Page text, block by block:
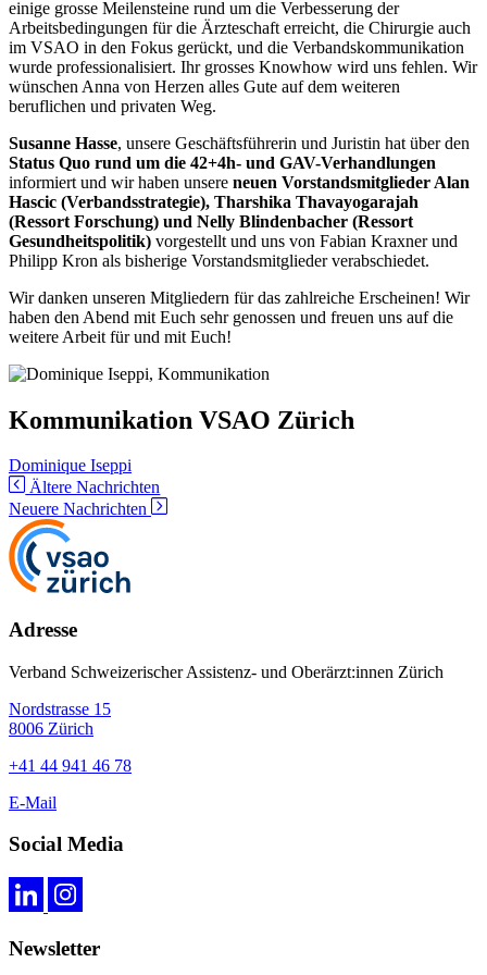
einige grosse Meilensteine rund um die Verbesserung der
Arbeitsbedingungen für die Ärzteschaft erreicht, die Chirurgie auch
im VSAO in den Fokus gerückt, und die Verbandskommunikation
wurde professionalisiert. Ihr grosses Knowhow wird uns fehlen. Wir
wünschen Anna von Herzen alles Gute auf dem weiteren
beruflichen und privaten Weg.⁠
Susanne Hasse, unsere Geschäftsführerin und Juristin hat über den
Status Quo rund um die 42+4h- und GAV-Verhandlungen
informiert und wir haben unsere neuen Vorstandsmitglieder Alan
Hascic (Verbandsstrategie), Tharshika Thavayogarajah
(Ressort Forschung) und Nelly Blindenbacher (Ressort
Gesundheitspolitik) vorgestellt und uns von Fabian Kraxner und
Philipp Kron als bisherige Vorstandsmitglieder verabschiedet.
Wir danken unseren Mitgliedern für das zahlreiche Erscheinen! Wir
haben den Abend mit Euch sehr genossen und freuen uns auf die
weitere Arbeit für und mit Euch!
Kommunikation VSAO Zürich
Dominique Iseppi
Ältere Nachrichten
Neuere Nachrichten
Adresse
Verband Schweizerischer Assistenz- und Oberärzt:innen Zürich
Nordstrasse 15
8006 Zürich
+41 44 941 46 78
E-Mail
Social Media
Newsletter